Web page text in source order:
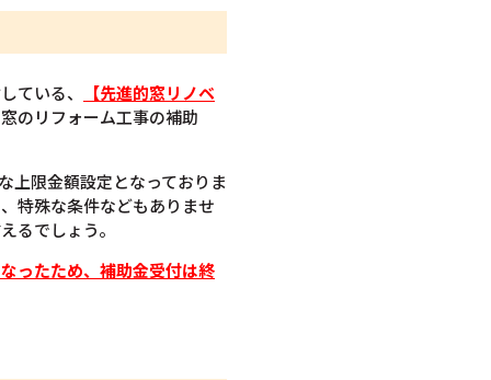
ている、
【先進的窓リノベ
のリフォーム工事の補助
上限金額設定となっておりま
特殊な条件などもありませ
るでしょう。
ったため、補助金受付は終